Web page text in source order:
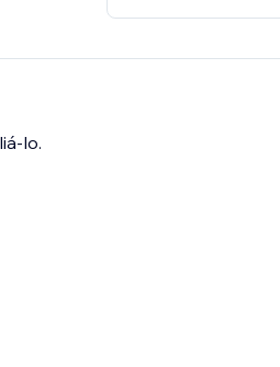
lo.